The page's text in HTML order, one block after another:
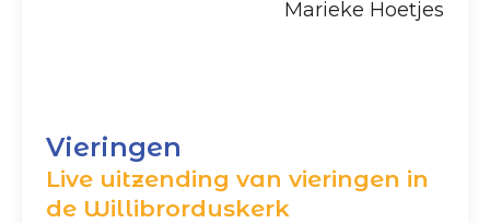
Marieke Hoetjes
Vieringen
Live uitzending van vieringen in
de Willibrorduskerk